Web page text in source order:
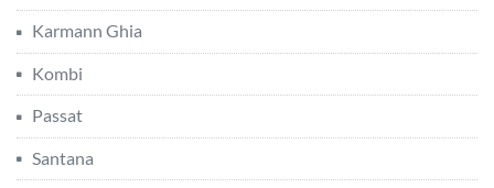
Karmann Ghia
Kombi
Passat
Santana